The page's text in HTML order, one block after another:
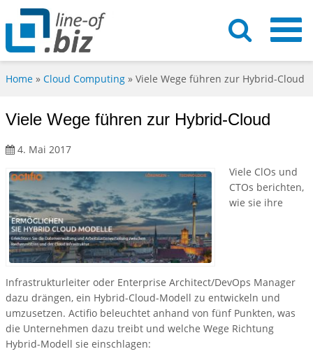
Home » Cloud Computing » Viele Wege führen zur Hybrid-Cloud
Viele Wege führen zur Hybrid-Cloud
4. Mai 2017
Viele ClOs und
CTOs berichten,
wie sie ihre
Infrastrukturleiter oder Enterprise Architect/DevOps Manager
dazu drängen, ein Hybrid-Cloud-Modell zu entwickeln und
umzusetzen. Actifio beleuchtet anhand von fünf Punkten, was
die Unternehmen dazu treibt und welche Wege Richtung
Hybrid-Modell sie einschlagen: